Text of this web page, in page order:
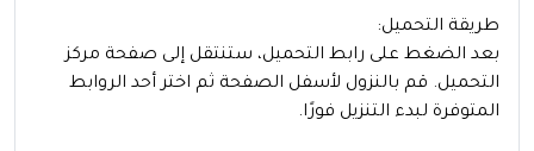
طريقة التحميل:
بعد الضغط على رابط التحميل، ستنتقل إلى صفحة مركز
التحميل. قم بالنزول لأسفل الصفحة ثم اختر أحد الروابط
المتوفرة لبدء التنزيل فورًا.